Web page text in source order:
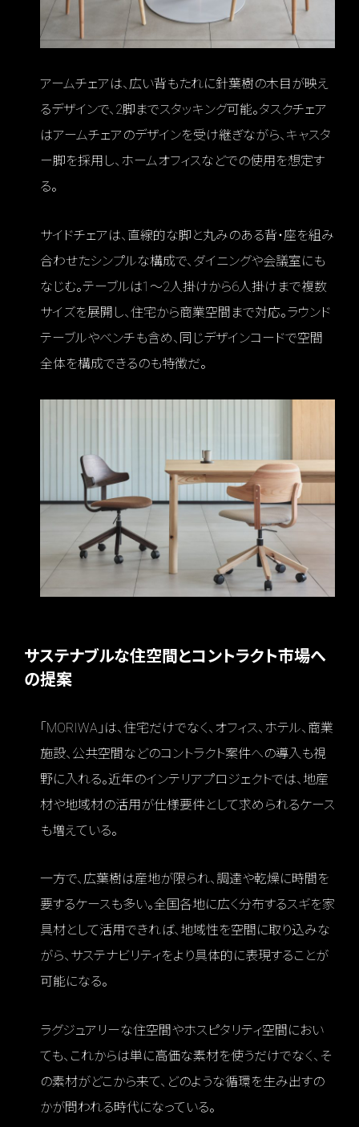
アームチェアは、広い背もたれに針葉樹の木目が映え
るデザインで、2脚までスタッキング可能。タスクチェア
はアームチェアのデザインを受け継ぎながら、キャスタ
ー脚を採用し、ホームオフィスなどでの使用を想定す
る。
サイドチェアは、直線的な脚と丸みのある背・座を組み
合わせたシンプルな構成で、ダイニングや会議室にも
なじむ。テーブルは1〜2人掛けから6人掛けまで複数
サイズを展開し、住宅から商業空間まで対応。ラウンド
テーブルやベンチも含め、同じデザインコードで空間
全体を構成できるのも特徴だ。
サステナブルな住空間とコントラクト市場へ
の提案
「MORIWA」は、住宅だけでなく、オフィス、ホテル、商業
施設、公共空間などのコントラクト案件への導入も視
野に入れる。近年のインテリアプロジェクトでは、地産
材や地域材の活用が仕様要件として求められるケース
も増えている。
一方で、広葉樹は産地が限られ、調達や乾燥に時間を
要するケースも多い。全国各地に広く分布するスギを家
具材として活用できれば、地域性を空間に取り込みな
がら、サステナビリティをより具体的に表現することが
可能になる。
ラグジュアリーな住空間やホスピタリティ空間におい
ても、これからは単に高価な素材を使うだけでなく、そ
の素材がどこから来て、どのような循環を生み出すの
かが問われる時代になっている。